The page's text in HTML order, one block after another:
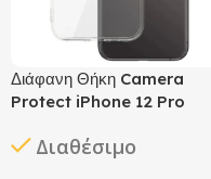
Διάφανη Θήκη Camera
Protect iPhone 12 Pro
Διαθέσιμο